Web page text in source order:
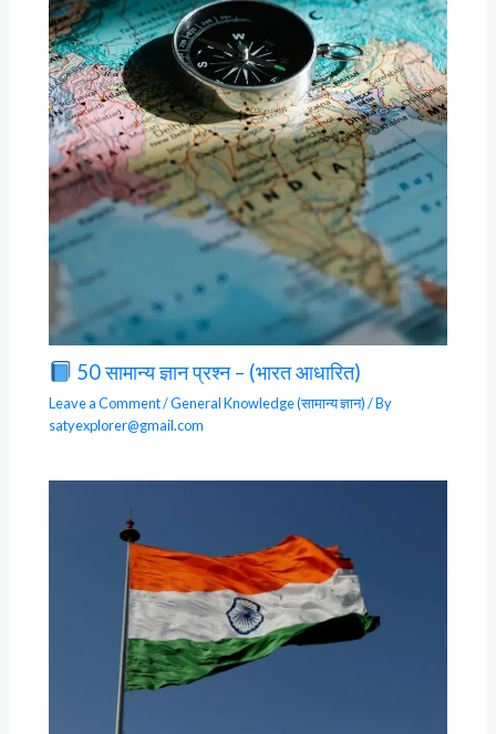
50 सामान्य ज्ञान प्रश्न – (भारत आधारित)
Leave a Comment/General Knowledge (सामान्य ज्ञान)/ By
satyexplorer@gmail.com